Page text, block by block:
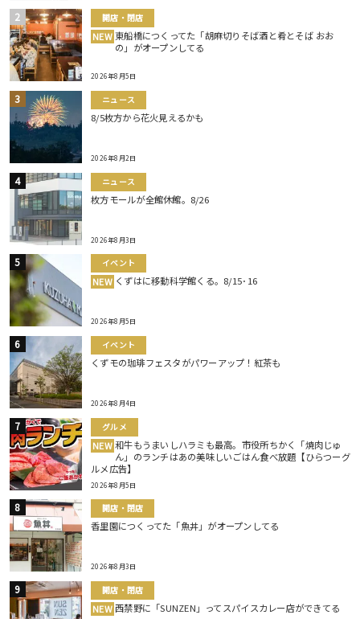
開店・閉店
NEW 東船橋につくってた「胡麻切りそば酒と肴とそば おお
の」がオープンしてる
2026年8月5日
ニュース
8/5枚方から花火見えるかも
2026年8月2日
ニュース
枚方モールが全館休館。8/26
2026年8月3日
イベント
NEW くずはに移動科学館くる。8/15･16
2026年8月5日
イベント
くずモの珈琲フェスタがパワーアップ！紅茶も
2026年8月4日
グルメ
NEW 和牛もうまいしハラミも最高。市役所ちかく「焼肉じゅ
ん」のランチはあの美味しいごはん食べ放題【ひらつーグ
ルメ広告】
2026年8月5日
開店・閉店
香里園につくってた「魚丼」がオープンしてる
2026年8月3日
開店・閉店
NEW 西禁野に「SUNZEN」ってスパイスカレー店ができてる